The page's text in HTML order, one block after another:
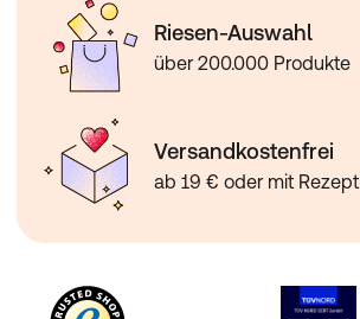
Riesen-Auswahl
über 200.000 Produkte
Versandkostenfrei
ab 19 € oder mit Rezept